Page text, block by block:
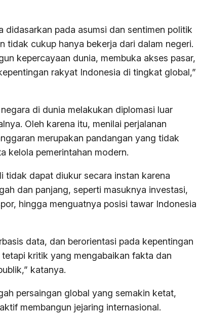
didasarkan pada asumsi dan sentimen politik
tidak cukup hanya bekerja dari dalam negeri.
kepercayaan dunia, membuka akses pasar,
rakyat Indonesia di tingkat global,”
di dunia melakukan diplomasi luar
Oleh karena itu, menilai perjalanan
merupakan pandangan yang tidak
kelola pemerintahan modern.
tidak dapat diukur secara instan karena
dan panjang, seperti masuknya investasi,
hingga menguatnya posisi tawar Indonesia
data, dan berorientasi pada kepentingan
kritik yang mengabaikan fakta dan
katanya.
persaingan global yang semakin ketat,
membangun jejaring internasional.